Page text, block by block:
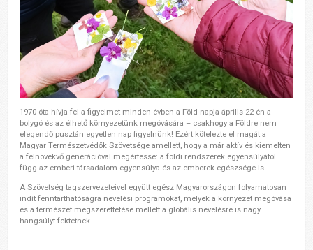
1970 óta hívja fel a figyelmet minden évben a Föld napja április 22-én a
bolygó és az élhető környezetünk megóvására – csakhogy a Földre nem
elegendő pusztán egyetlen nap figyelnünk! Ezért kötelezte el magát a
Magyar Természetvédők Szövetsége amellett, hogy a már aktív és kiemelten
afelnövekvő generációval megértesse: a földi rendszerek egyensúlyától
függ az emberi társadalom egyensúlya és az emberek egészsége is.
A Szövetség tagszervezeteivel együtt egész Magyarországon folyamatosan
indít fenntarthatóságra nevelési programokat, melyek a környezet megóvása
és a természet megszerettetése mellett a globális nevelésre is nagy
hangsúlyt fektetnek.